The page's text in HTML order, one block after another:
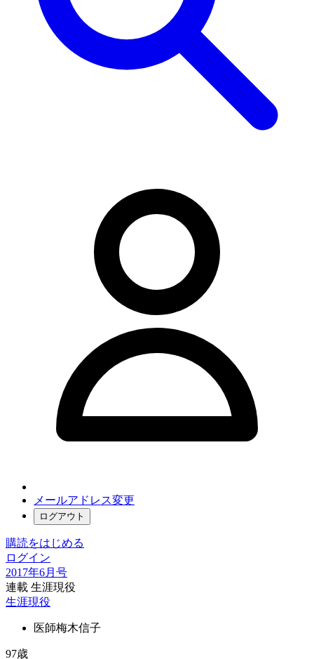
メールアドレス変更
ログアウト
購読をはじめる
ログイン
2017年6月号
連載 生涯現役
生涯現役
医師梅木信子
97歳